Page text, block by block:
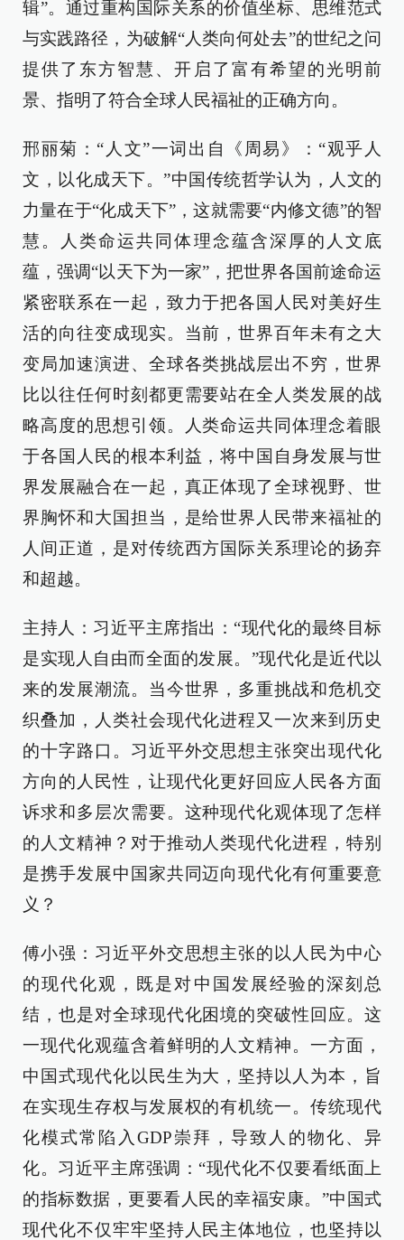
辑”。通过重构国际关系的价值坐标、思维范式
与实践路径，为破解“人类向何处去”的世纪之问
提供了东方智慧、开启了富有希望的光明前
景、指明了符合全球人民福祉的正确方向。
邢丽菊：“人文”一词出自《周易》：“观乎人
文，以化成天下。”中国传统哲学认为，人文的
力量在于“化成天下”，这就需要“内修文德”的智
慧。人类命运共同体理念蕴含深厚的人文底
蕴，强调“以天下为一家”，把世界各国前途命运
紧密联系在一起，致力于把各国人民对美好生
活的向往变成现实。当前，世界百年未有之大
变局加速演进、全球各类挑战层出不穷，世界
比以往任何时刻都更需要站在全人类发展的战
略高度的思想引领。人类命运共同体理念着眼
于各国人民的根本利益，将中国自身发展与世
界发展融合在一起，真正体现了全球视野、世
界胸怀和大国担当，是给世界人民带来福祉的
人间正道，是对传统西方国际关系理论的扬弃
和超越。
主持人：习近平主席指出：“现代化的最终目标
是实现人自由而全面的发展。”现代化是近代以
来的发展潮流。当今世界，多重挑战和危机交
织叠加，人类社会现代化进程又一次来到历史
的十字路口。习近平外交思想主张突出现代化
方向的人民性，让现代化更好回应人民各方面
诉求和多层次需要。这种现代化观体现了怎样
的人文精神？对于推动人类现代化进程，特别
是携手发展中国家共同迈向现代化有何重要意
义？
傅小强：习近平外交思想主张的以人民为中心
的现代化观，既是对中国发展经验的深刻总
结，也是对全球现代化困境的突破性回应。这
一现代化观蕴含着鲜明的人文精神。一方面，
中国式现代化以民生为大，坚持以人为本，旨
在实现生存权与发展权的有机统一。传统现代
化模式常陷入GDP崇拜，导致人的物化、异
化。习近平主席强调：“现代化不仅要看纸面上
的指标数据，更要看人民的幸福安康。”中国式
现代化不仅牢牢坚持人民主体地位，也坚持以